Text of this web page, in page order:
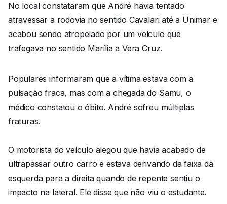
No local constataram que André havia tentado
atravessar a rodovia no sentido Cavalari até a Unimar e
acabou sendo atropelado por um veículo que
trafegava no sentido Marília a Vera Cruz.
Populares informaram que a vítima estava com a
pulsação fraca, mas com a chegada do Samu, o
médico constatou o óbito. André sofreu múltiplas
fraturas.
O motorista do veículo alegou que havia acabado de
ultrapassar outro carro e estava derivando da faixa da
esquerda para a direita quando de repente sentiu o
impacto na lateral. Ele disse que não viu o estudante.